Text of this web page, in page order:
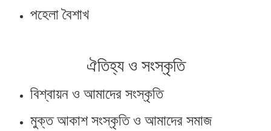
পহেলা বৈশাখ
ঐতিহ্য ও সংস্কৃতি
বিশ্বায়ন ও আমাদের সংস্কৃতি
মুক্ত আকাশ সংস্কৃতি ও আমাদের সমাজ